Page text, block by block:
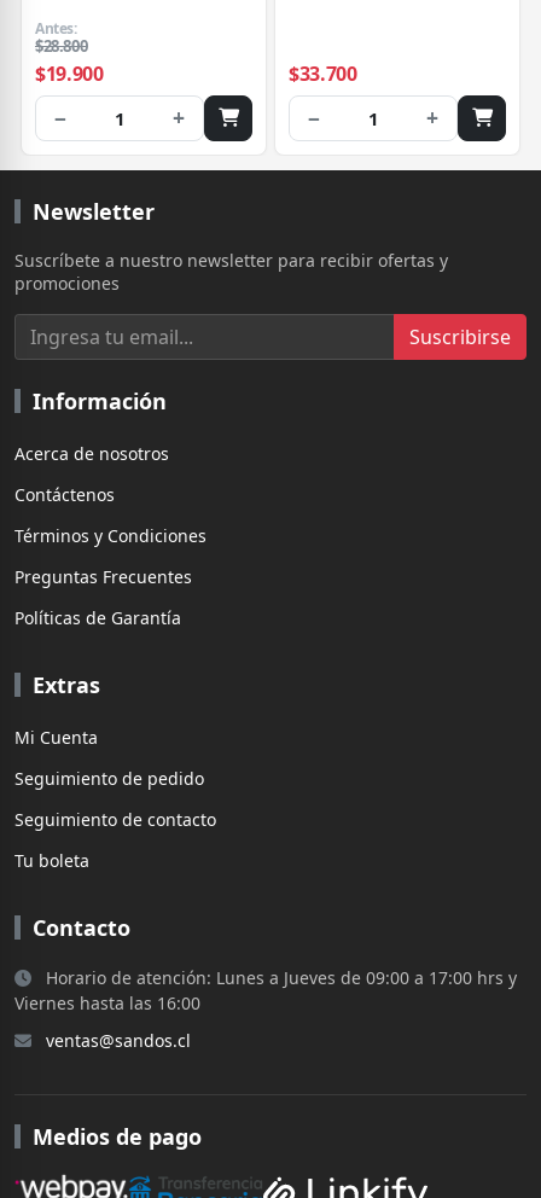
Antes:
$28.800
$19.900
− 1 +
$33.700
− 1 +
Newsletter
Suscríbete a nuestro newsletter para recibir ofertas y
promociones
Suscribirse
Información
Acerca de nosotros
Contáctenos
Términos y Condiciones
Preguntas Frecuentes
Políticas de Garantía
Extras
Mi Cuenta
Seguimiento de pedido
Seguimiento de contacto
Tu boleta
Contacto
Horario de atención: Lunes a Jueves de 09:00 a 17:00 hrs y
Viernes hasta las 16:00
ventas@sandos.cl
Medios de pago